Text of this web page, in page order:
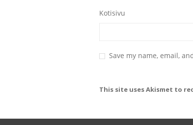
Kotisivu
Save my name, email,
This site uses Akismet to